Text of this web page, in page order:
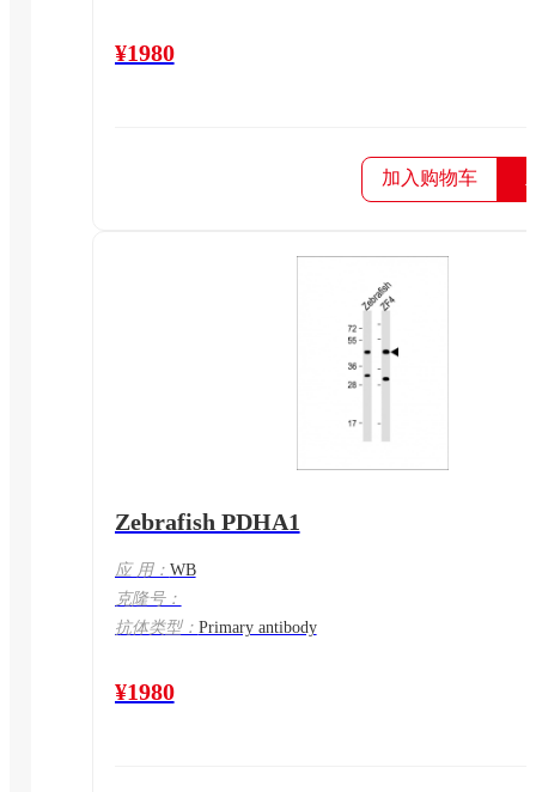
¥1980
加入购物车
Zebrafish PDHA1
应 用： WB
克隆号：
抗体类型： Primary antibody
¥1980